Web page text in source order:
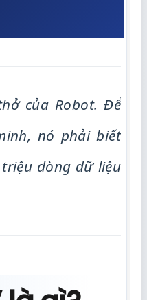
của Robot. Để
nó phải biết
dòng dữ liệu